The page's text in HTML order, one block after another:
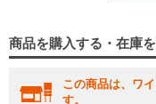
商品を購入する・在庫
この商品は、ワ
す。